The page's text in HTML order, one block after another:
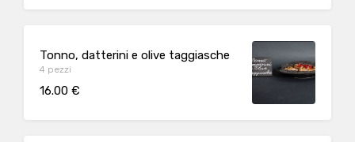
Tonno, datterini e olive taggiasche
4 pezzi
16.00 €